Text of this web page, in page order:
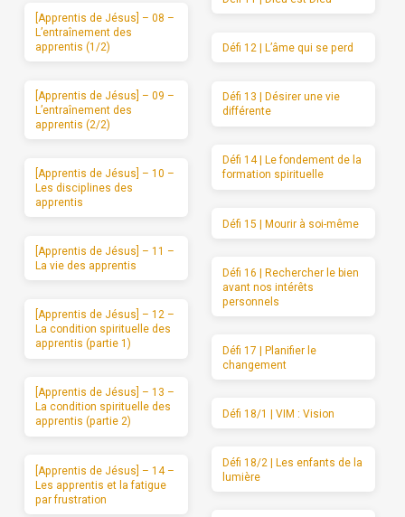
[Apprentis de Jésus] – 08 –
L’entraînement des
apprentis (1/2)
[Apprentis de Jésus] – 09 –
L’entraînement des
apprentis (2/2)
[Apprentis de Jésus] – 10 –
Les disciplines des
apprentis
[Apprentis de Jésus] – 11 –
La vie des apprentis
[Apprentis de Jésus] – 12 –
La condition spirituelle des
apprentis (partie 1)
[Apprentis de Jésus] – 13 –
La condition spirituelle des
apprentis (partie 2)
[Apprentis de Jésus] – 14 –
Les apprentis et la fatigue
par frustration
Défi 12 | L’âme qui se perd
Défi 13 | Désirer une vie
différente
Défi 14 | Le fondement de la
formation spirituelle
Défi 15 | Mourir à soi-même
Défi 16 | Rechercher le bien
avant nos intérêts
personnels
Défi 17 | Planifier le
changement
Défi 18/1 | VIM : Vision
Défi 18/2 | Les enfants de la
lumière